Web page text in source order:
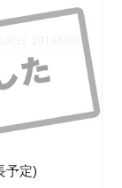
公開日: 2019/08/09
予定)